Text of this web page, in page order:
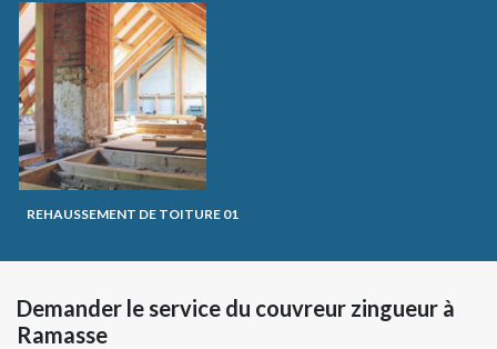
REHAUSSEMENT DE TOITURE 01
Demander le service du couvreur zingueur à
Ramasse